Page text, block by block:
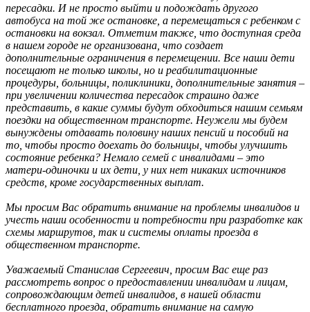
пересадки. И не просто выйти и подождать другого
автобуса на той же остановке, а перемещаться с ребенком с
остановки на вокзал. Отметим также, что доступная среда
в нашем городе не организована, что создает
дополнительные ограничения в перемещении. Все наши дети
посещают не только школы, но и реабилитационные
процедуры, больницы, поликлиники, дополнительные занятия –
при увеличении количества пересадок страшно даже
представить, в какие суммы будут обходиться нашим семьям
поездки на общественном транспорте. Неужели мы будем
вынуждены отдавать половину наших пенсий и пособий на
то, чтобы просто доехать до больницы, чтобы улучшить
состояние ребенка? Немало семей с инвалидами – это
матери-одиночки и их дети, у них нет никаких источников
средств, кроме государственных выплат.
Мы просим Вас обратить внимание на проблемы инвалидов и
учесть наши особенности и потребности при разработке как
схемы маршрутов, так и системы оплаты проезда в
общественном транспорте.
Уважаемый Станислав Сергеевич, просим Вас еще раз
рассмотреть вопрос о предоставлении инвалидам и лицам,
сопровождающим детей инвалидов, в нашей области
бесплатного проезда, обратить внимание на самую